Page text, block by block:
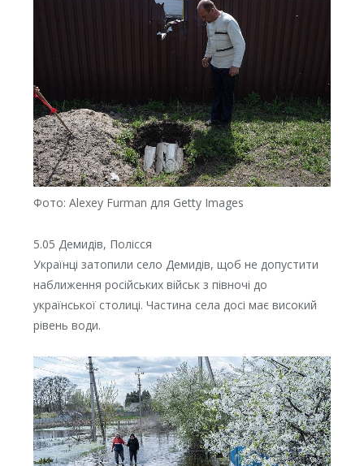
Фото: Alexey Furman для Getty Images⁠
5.05 Демидів, Полісся
Українці затопили село Демидів, щоб не допустити
наближення російських військ з півночі до
української столиці. Частина села досі має високий
рівень води.